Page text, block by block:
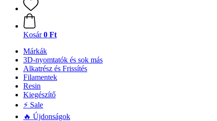
Kosár 0 Ft
Márkák
3D-nyomtatók és sok más
Alkatrész és Frissítés
Filamentek
Resin
Kiegészítő
⚡ Sale
🔥 Újdonságok